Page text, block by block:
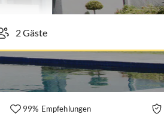
99% Empfehlungen